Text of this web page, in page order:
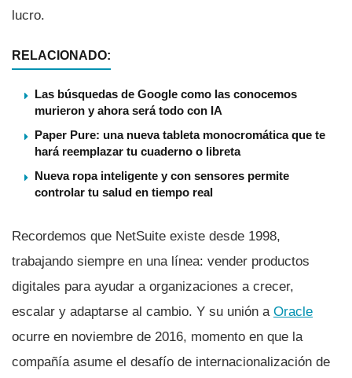
lucro.
RELACIONADO:
Las búsquedas de Google como las conocemos
murieron y ahora será todo con IA
Paper Pure: una nueva tableta monocromática que te
hará reemplazar tu cuaderno o libreta
Nueva ropa inteligente y con sensores permite
controlar tu salud en tiempo real
Recordemos que NetSuite existe desde 1998,
trabajando siempre en una lí­nea: vender productos
digitales para ayudar a organizaciones a crecer,
escalar y adaptarse al cambio. Y su unión a Oracle
ocurre en noviembre de 2016, momento en que la
compañí­a asume el desafí­o de internacionalización de